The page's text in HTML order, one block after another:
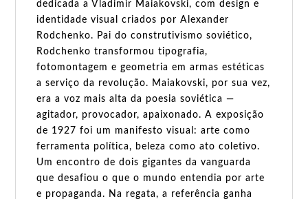
dedicada a Vladimir Maiakovski, com design e
identidade visual criados por Alexander
Rodchenko. Pai do construtivismo soviético,
Rodchenko transformou tipografia,
fotomontagem e geometria em armas estéticas
a serviço da revolução. Maiakovski, por sua vez,
era a voz mais alta da poesia soviética —
agitador, provocador, apaixonado. A exposição
de 1927 foi um manifesto visual: arte como
ferramenta política, beleza como ato coletivo.
Um encontro de dois gigantes da vanguarda
que desafiou o que o mundo entendia por arte
e propaganda. Na regata, a referência ganha